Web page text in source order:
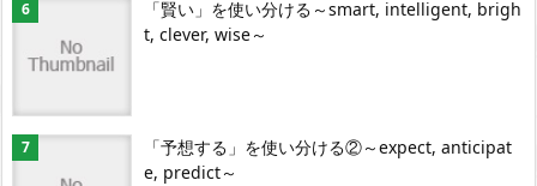
「賢い」を使い分ける～smart, intelligent, brigh
t, clever, wise～
「予想する」を使い分ける②～expect, anticipat
e, predict～